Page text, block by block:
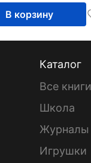
В корзину
Каталог
Все книги
Школа
Журналы
Игрушки